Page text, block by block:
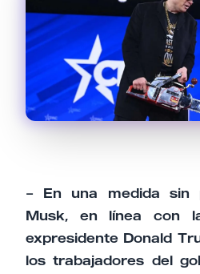
– En una medida sin
Musk, en línea con
expresidente Donald
los trabajadores del
Cancelar